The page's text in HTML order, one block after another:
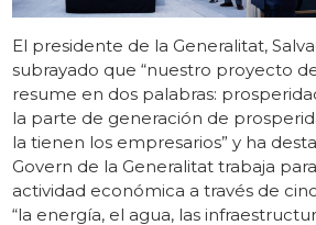
El presidente de la Generalitat,
subrayado que “nuestro proyecto
resume en dos palabras:
la parte de generación de
la tienen los empresarios” y ha
Govern de la Generalitat trabaja
actividad económica a través de
“la energía, el agua, las